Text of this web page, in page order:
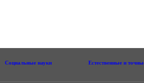
Социальные науки Естественные и